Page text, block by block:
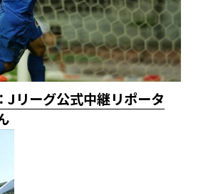
Jリーグ公式中継リポータ